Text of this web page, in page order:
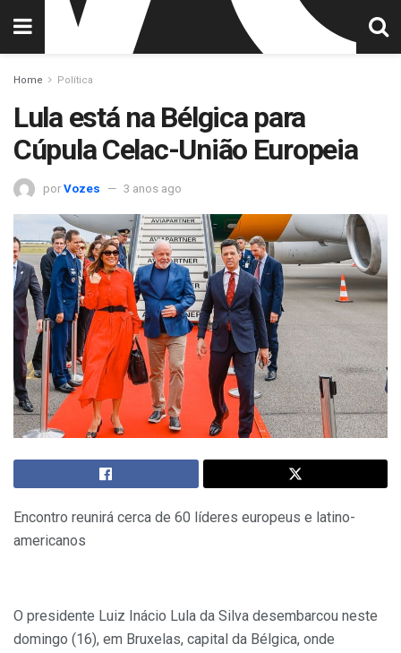
Home Política
Lula está na Bélgica para
Cúpula Celac-União Europeia
por Vozes 3 anos ago
Encontro reunirá cerca de 60 líderes europeus e latino-
americanos
O presidente Luiz Inácio Lula da Silva desembarcou neste
domingo (16), em Bruxelas, capital da Bélgica, onde